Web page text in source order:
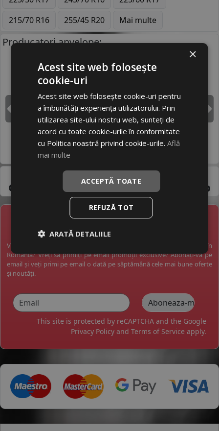
215/70 R16
255/45 R20 Mai multe
Producatori anvelope:
BRIDGESTONE
DUNLOP GOODYEAR
HANKOOK MICHELIN
Inapoi
Pneuri 195/50R17 -
Gama variata de laproducatori de top
Vreți să fiți la curent cu toate noutățile în industria anvelopelor în
România? Vreți să primiți pe email promoții exclusive? Abonați-vă pe
email și veți primi pe email o dată pe săptămână cele mai bune oferte
și noutăți.
This site is protected by reCAPTCHA and the Google
Privacy Policy and Terms of Service apply.
×
Acest site web folosește
cookie-uri
Acest site web folosește cookie-uri pentru
a îmbunătăți experiența utilizatorului. Prin
utilizarea site-ului nostru web, sunteți de
acord cu toate cookie-urile în conformitate
cu Politica noastră privind cookie-urile.Află
mai multe
ACCEPTĂ TOATE
REFUZĂ TOT
ARATĂ DETALIILE